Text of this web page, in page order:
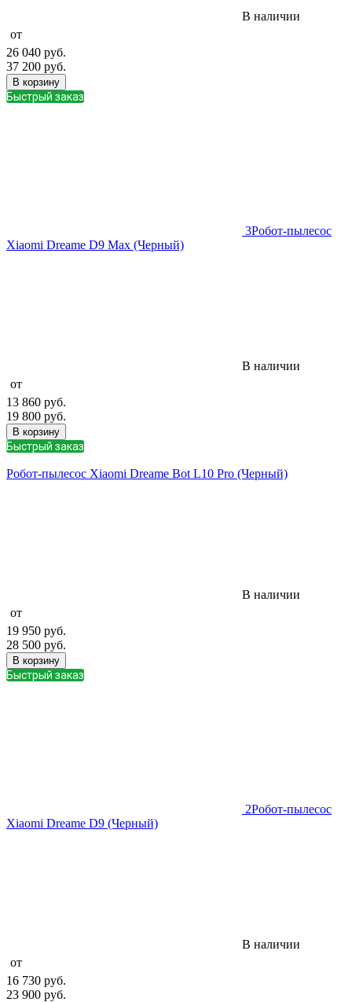
В наличии
от
26 040 руб.
37 200 руб.
В корзину
Быстрый заказ
3Робот-пылесос
Xiaomi Dreame D9 Max (Черный)
В наличии
от
13 860 руб.
19 800 руб.
В корзину
Быстрый заказ
Робот-пылесос Xiaomi Dreame Bot L10 Pro (Черный)
В наличии
от
19 950 руб.
28 500 руб.
В корзину
Быстрый заказ
2Робот-пылесос
Xiaomi Dreame D9 (Черный)
В наличии
от
16 730 руб.
23 900 руб.